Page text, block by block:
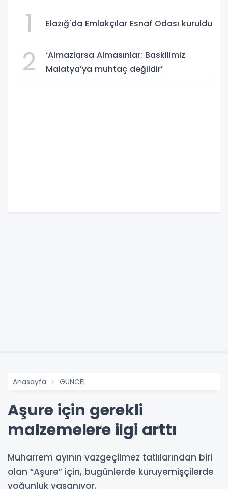
1 Elazığ'da Emlakçılar Esnaf Odası kuruldu
2
‘Almazlarsa Almasınlar; Baskilimiz
Malatya’ya muhtaç değildir’
Anasayfa GÜNCEL
Aşure için gerekli
malzemelere ilgi arttı
Muharrem ayının vazgeçilmez tatlılarından biri
olan “Aşure” için, bugünlerde kuruyemişçilerde
yoğunluk yaşanıyor.